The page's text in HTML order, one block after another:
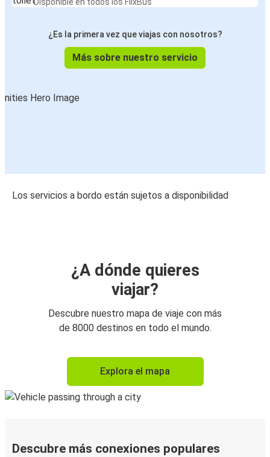
¿Es la primera vez que viajas con nosotros?
Más sobre nuestro servicio
Los servicios a bordo están sujetos a disponibilidad
¿A dónde quieres
viajar?
Descubre nuestro mapa de viaje con más
de 8000 destinos en todo el mundo.
Explora el mapa
Descubre más conexiones populares